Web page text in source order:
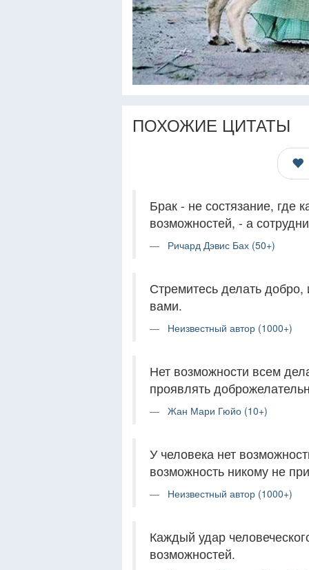
ПОХОЖИЕ ЦИТАТЫ
Брак - не состязание, где
возможностей, - а
Ричард Дэвис Бах (50+)
Стремитесь делать добро,
вами.
Неизвестный автор (1000+)
Нет возможности всем
проявлять
Жан Мари Гюйо (10+)
У человека нет
возможность никому не
Неизвестный автор (1000+)
Каждый удар
возможностей.